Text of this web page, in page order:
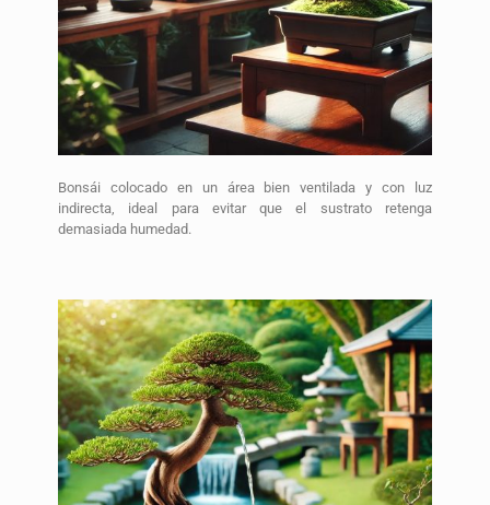
Bonsái colocado en un área bien ventilada y con luz
indirecta, ideal para evitar que el sustrato retenga
demasiada humedad.